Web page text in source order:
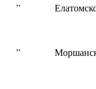
”
”